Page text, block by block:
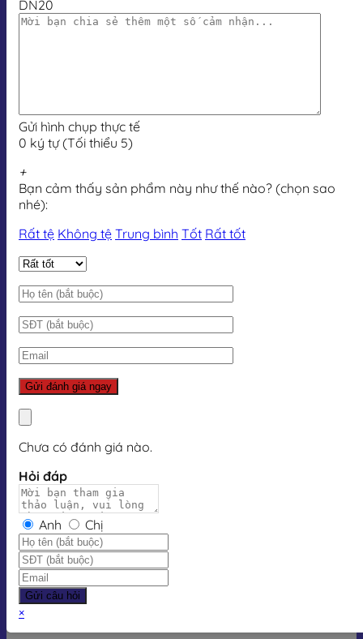
DN20
Gửi hình chụp thực tế
0 ký tự (Tối thiểu 5)
+
Bạn cảm thấy sản phẩm này như thế nào? (chọn sao
nhé):
Rất tệ Không tệ Trung bình Tốt Rất tốt
Chưa có đánh giá nào.
Hỏi đáp
Anh Chị
Gửi câu hỏi
×